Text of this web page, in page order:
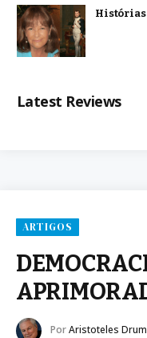
Histórias
Latest Reviews
ARTIGOS
PorAristoteles